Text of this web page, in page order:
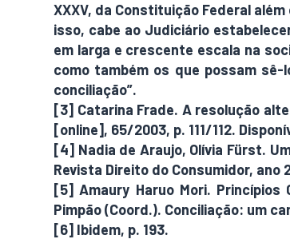
XXXV, da Constituição Federal
isso, cabe ao Judiciário
em larga e crescente escala na
como também os que possam
conciliação”.
[3] Catarina Frade. A resolução
[online], 65/2003, p. 111/112.
[4] Nadia de Araujo, Olívia Fürst.
Revista Direito do Consumidor, ano
[5] Amaury Haruo Mori. Princípios
Pimpão (Coord.). Conciliação: um
[6] Ibidem, p. 193.